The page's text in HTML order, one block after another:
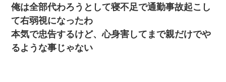
俺は全部代わろうとして寝不足で通勤事故起こし
て右弱視になったわ
本気で忠告するけど、心身害してまで親だけでや
るような事じゃない